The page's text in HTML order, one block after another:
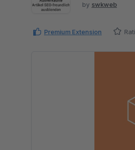
by swkweb
Premium Extension